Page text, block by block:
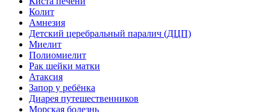
Колит
Амнезия
Детский церебральный паралич (ДЦП)
Миелит
Полиомиелит
Рак шейки матки
Атаксия
Запор у ребёнка
Диарея путешественников
Морская болезнь